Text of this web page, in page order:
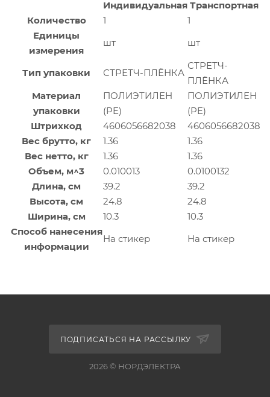
Индивидуальная Транспортная
Количество
1
1
Единицы
измерения
шт шт
Тип упаковки СТРЕТЧ-ПЛЁНКА
СТРЕТЧ-
ПЛЁНКА
Материал
упаковки
ПОЛИЭТИЛЕН
(PE)
ПОЛИЭТИЛЕН
(PE)
Штрихкод
4606056682038
4606056682038
Вес брутто, кг
1.36
1.36
Вес нетто, кг
1.36
1.36
Объем, м^3
0.010013
0.0100132
Длина, см
39.2
39.2
Высота, см
24.8
24.8
Ширина, см
10.3
10.3
Способ нанесения
информации
На стикер На стикер
ПОДПИСАТЬСЯ НА РАССЫЛКУ
2026 © НОРДЭЛЕКТРА